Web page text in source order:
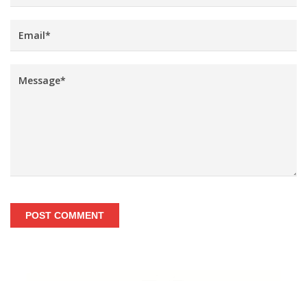
POST COMMENT